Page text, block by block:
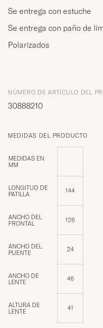
Se entrega con estuche
Se entrega con paño de
Polarizados
NÚMERO DE ARTÍCULO DEL
30888210
MEDIDAS DEL PRODUCTO
MEDIDAS EN
MM
LONGITUD DE
PATILLA
144
ANCHO DEL
FRONTAL
126
ANCHO DEL
PUENTE
24
ANCHO DE
LENTE
46
ALTURA DE
LENTE
41